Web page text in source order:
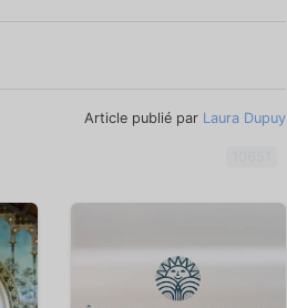
Article publié par Laura Dupuy